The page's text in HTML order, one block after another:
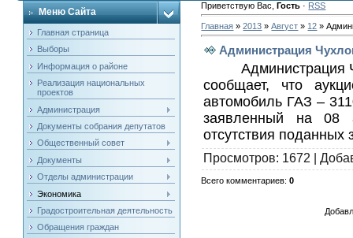
Меню Сайта
Главная страница
Выборы
Информация о районе
Реализация национальных
проектов
Администрация
Документы собрания депутатов
Общественный совет
Документы
Отделы администрации
Экономика
Градостроительная деятельность
Обращения граждан
Приветствую Вас ,Гость · RSS
Главная »2013 » Август » 12 »
Администрация
Администрация
сообщает, что
автомобиль ГАЗ –
заявленный на 08
отсутствия поданных
Просмотров: 1672 |
Всего комментариев:0